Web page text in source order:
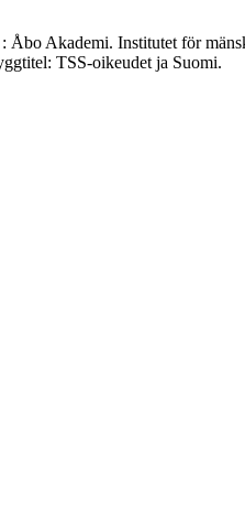
Akademi. Institutet för
TSS-oikeudet ja Suomi.